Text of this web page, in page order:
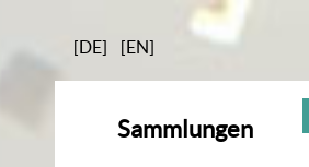
[DE] [EN]
Sammlungen